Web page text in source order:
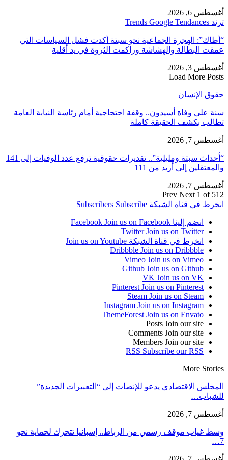
أغسطس 6, 2026
ترند Trends Google Tendances
“أطاك”: الهجرة الجماعية نحو سبتة أكدت فشل السياسات التي
عمقت البطالة والهشاشة وراكمت الثروة في يد أقلية
أغسطس 3, 2026
Load More Posts
حقوق الإنسان
سنة على وفاة أسيدون.. وقفة احتجاجية أمام رئاسة النيابة العامة
تطالب بكشف الحقيقة كاملة
أغسطس 7, 2026
“أحداث سبتة ومليلية”.. تقديرات حقوقية ترفع عدد الوفيات إلى 141
والمعتقلين إلى أزيد من 111
أغسطس 7, 2026
Prev Next 1 of 512
انخرط في قناة الشبكة
Subscribers Subscribe
انضم إلينا Facebook Join us on Facebook
Twitter Join us on Twitter
انخرط في قناة الشبكة Join us on Youtube
Dribbble Join us on Dribbble
Vimeo Join us on Vimeo
Github Join us on Github
VK Join us on VK
Pinterest Join us on Pinterest
Steam Join us on Steam
Instagram Join us on Instagram
ThemeForest Join us on Envato
Posts Join our site
Comments Join our site
Members Join our site
RSS Subscribe our RSS
More Stories
المجلس الاقتصادي يدعو للإنصات إلى “التعبيرات الجديدة”
للشباب…
أغسطس 7, 2026
وسط غياب موقف رسمي من الرباط.. إسبانيا تتحرك لحماية نحو
7…